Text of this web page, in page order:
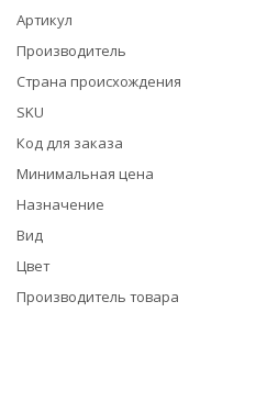
Артикул
Производитель
Страна происхождения
SKU
Код для заказа
Минимальная цена
Назначение
Вид
Цвет
Производитель товара